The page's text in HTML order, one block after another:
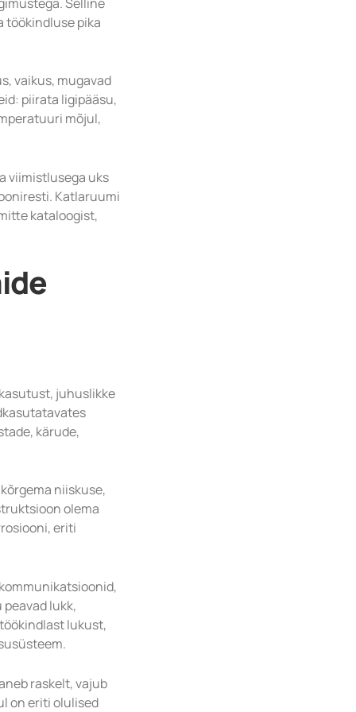
töökindluse pika
vaikus, mugavad
piirata ligipääsu,
mõjul,
viimistlusega uks
Katlaruumi
kataloogist,
juhuslikke
kärude,
niiskuse,
olema
eriti
lukk,
lukust,
raskelt, vajub
on eriti olulised